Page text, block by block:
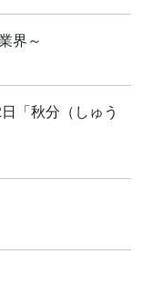
界～
「秋分（しゅう